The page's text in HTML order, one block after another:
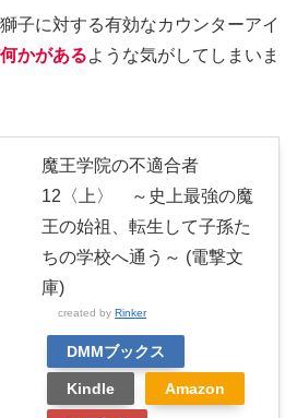
子に対する有効なカウンターアイ
かがあるような気がしてしまいま
魔王学院の不適合者
12〈上〉 ～史上最強の魔
王の始祖、転生して子孫た
ちの学校へ通う～ (電撃文
庫)
created by Rinker
DMMブックス
Kindle Amazon